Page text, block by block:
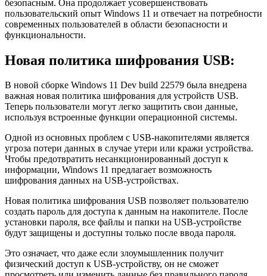
безопасным. Она продолжает усовершенствовать
пользовательский опыт Windows 11 и отвечает на потребности
современных пользователей в области безопасности и
функциональности.
Новая политика шифрования USB:
В новой сборке Windows 11 Dev build 22579 была внедрена
важная новая политика шифрования для устройств USB.
Теперь пользователи могут легко защитить свои данные,
используя встроенные функции операционной системы.
Одной из основных проблем с USB-накопителями является
угроза потери данных в случае утери или кражи устройства.
Чтобы предотвратить несанкционированный доступ к
информации, Windows 11 предлагает возможность
шифрования данных на USB-устройствах.
Новая политика шифрования USB позволяет пользователю
создать пароль для доступа к данным на накопителе. После
установки пароля, все файлы и папки на USB-устройстве
будут защищены и доступны только после ввода пароля.
Это означает, что даже если злоумышленник получит
физический доступ к USB-устройству, он не сможет